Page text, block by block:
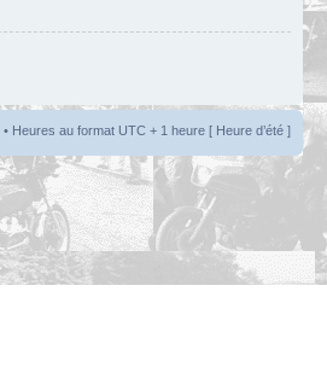
• Heures au format UTC + 1 heure [ Heure d’été ]